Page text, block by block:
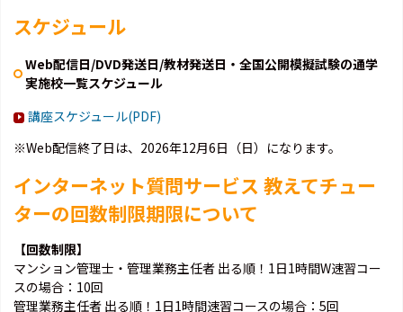
スケジュール
Web配信日/DVD発送日/教材発送日・全国公開模擬試験の通学
実施校一覧スケジュール
講座スケジュール(PDF)
※Web配信終了日は、2026年12月6日（日）になります。
インターネット質問サービス 教えてチュー
ターの回数制限期限について
【回数制限】
マンション管理士・管理業務主任者 出る順！1日1時間W速習コー
スの場合：10回
管理業務主任者 出る順！1日1時間速習コースの場合：5回